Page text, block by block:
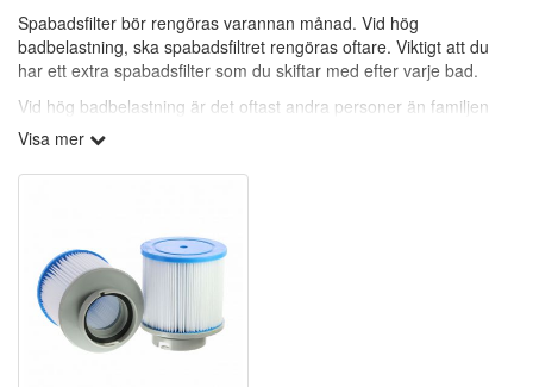
Spabadsfilter bör rengöras varannan månad. Vid hög
badbelastning, ska spabadsfiltret rengöras oftare. Viktigt att du
har ett extra spabadsfilter som du skiftar med efter varje bad.
Vid hög badbelastning är det oftast andra personer än familjen
som badar och de har en annan bakterieflora.
Viktigaste är att alla badande tvättar sig ordentligt före och efter
bad.
Rengöringsfria spabadsfilter:
(Vita med grå topp och botten.)
Polypropylen-filter är mycket effektiva på att samla in icke-
önskvärda partiklar ur vattnet. Polypropylen, ligger i lager inuti
filtret för att bort smutsen. Polypropylen i folkmun benämnas även
Visa mer